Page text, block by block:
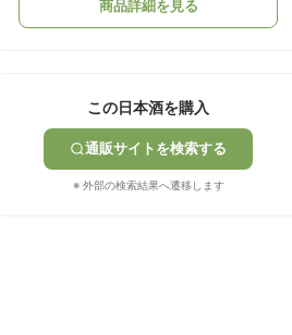
商品詳細を見る
この日本酒を購入
通販サイトを検索する
※ 外部の検索結果へ遷移します